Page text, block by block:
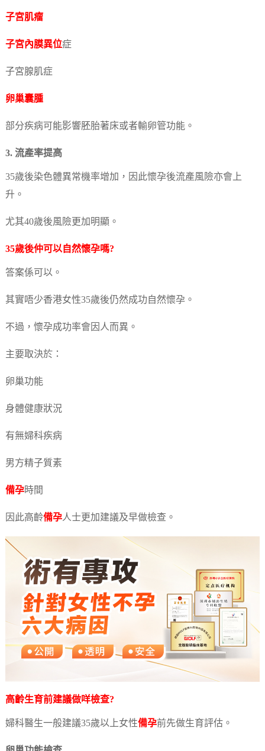
子宮肌瘤
子宮內膜異位症
子宮腺肌症
卵巢囊腫
部分疾病可能影響胚胎著床或者輸卵管功能。
3. 流產率提高
35歲後染色體異常機率增加，因此懷孕後流產風險亦會上
升。
尤其40歲後風險更加明顯。
35歲後仲可以自然懷孕嗎?
答案係可以。
其實唔少香港女性35歲後仍然成功自然懷孕。
不過，懷孕成功率會因人而異。
主要取決於：
卵巢功能
身體健康狀況
有無婦科疾病
男方精子質素
備孕時間
因此高齡備孕人士更加建議及早做檢查。
高齡生育前建議做咩檢查?
婦科醫生一般建議35歲以上女性備孕前先做生育評估。